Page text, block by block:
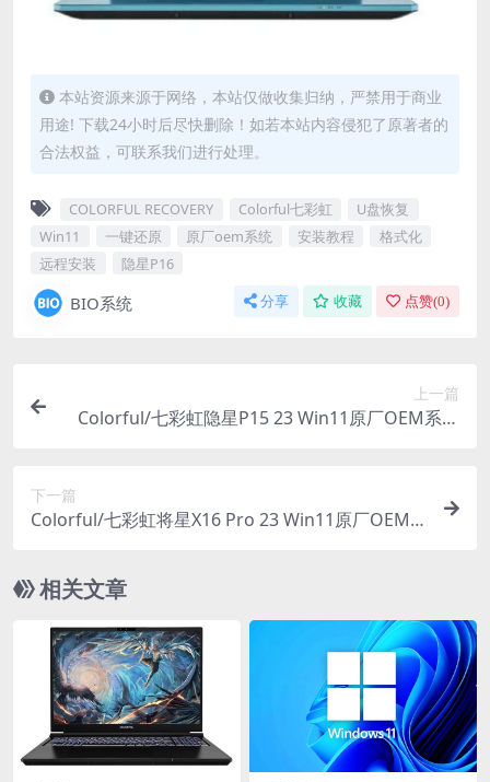
本站资源来源于网络，本站仅做收集归纳，严禁用于商业
用途! 下载24小时后尽快删除！如若本站内容侵犯了原著者的
合法权益，可联系我们进行处理。
COLORFUL RECOVERY Colorful七彩虹
U盘恢复
Win11
一键还原 原厂oem系统 安装教程
格式化
远程安装
隐星P16
BIO系统 分享 收藏 点赞(0)
上一篇
Colorful/七彩虹隐星P15 23 Win11原厂OEM系统
下一篇
Colorful/七彩虹将星X16 Pro 23 Win11原厂OEM
相关文章